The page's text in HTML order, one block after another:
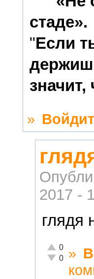
стаде».
"Если
»
2017 -
глядя
Отлично!
0
Неадекватно!
0 »